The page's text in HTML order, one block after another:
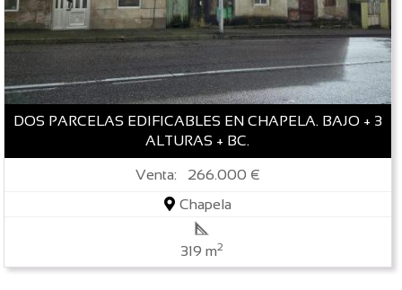
DOS PARCELAS EDIFICABLES EN CHAPELA. BAJO + 3
ALTURAS + BC.
Venta: 266.000 €
Chapela
319 m2